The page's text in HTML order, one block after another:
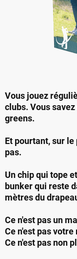
Vous jouez
clubs. Vous
greens.
Et pourtant, sur
pas.
Un chip qui tope
bunker qui reste
mètres du
Ce n'est pas un
Ce n'est pas
Ce n'est pas non